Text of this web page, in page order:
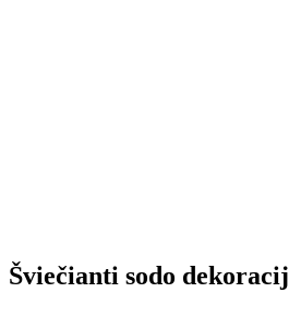
Šviečianti sodo